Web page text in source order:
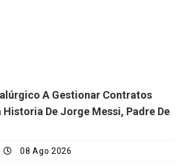
A Gestionar Contratos
De Jorge Messi, Padre De
08 Ago 2026